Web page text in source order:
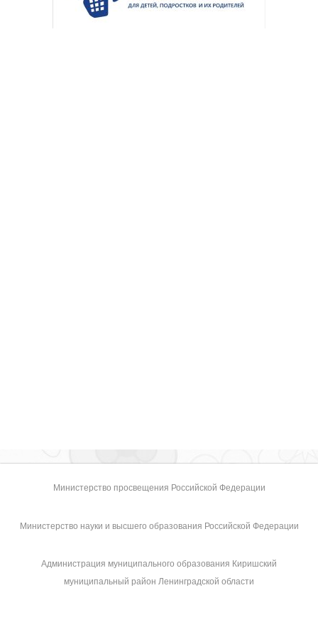
Министерство просвещения Российской Федерации
Министерство науки и высшего образования Российской Федерации
Администрация муниципального образования Киришский
муниципальный район Ленинградской области